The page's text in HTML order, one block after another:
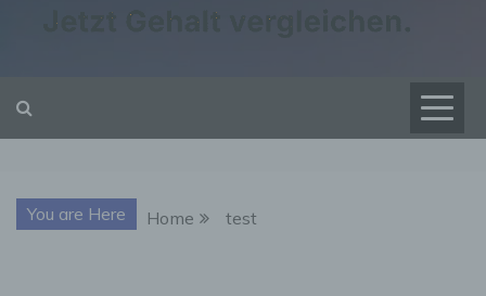
You are Here Home test